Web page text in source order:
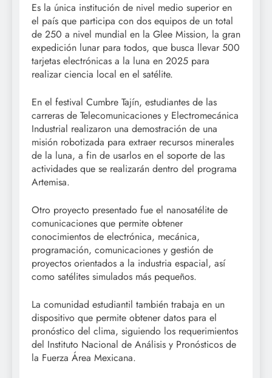
Es la única institución de nivel medio superior en
el país que participa con dos equipos de un total
de 250 a nivel mundial en la Glee Mission, la gran
expedición lunar para todos, que busca llevar 500
tarjetas electrónicas a la luna en 2025 para
realizar ciencia local en el satélite.
En el festival Cumbre Tajín, estudiantes de las
carreras de Telecomunicaciones y Electromecánica
Industrial realizaron una demostración de una
misión robotizada para extraer recursos minerales
de la luna, a fin de usarlos en el soporte de las
actividades que se realizarán dentro del programa
Artemisa.
Otro proyecto presentado fue el nanosatélite de
comunicaciones que permite obtener
conocimientos de electrónica, mecánica,
programación, comunicaciones y gestión de
proyectos orientados a la industria espacial, así
como satélites simulados más pequeños.
La comunidad estudiantil también trabaja en un
dispositivo que permite obtener datos para el
pronóstico del clima, siguiendo los requerimientos
del Instituto Nacional de Análisis y Pronósticos de
la Fuerza Área Mexicana.